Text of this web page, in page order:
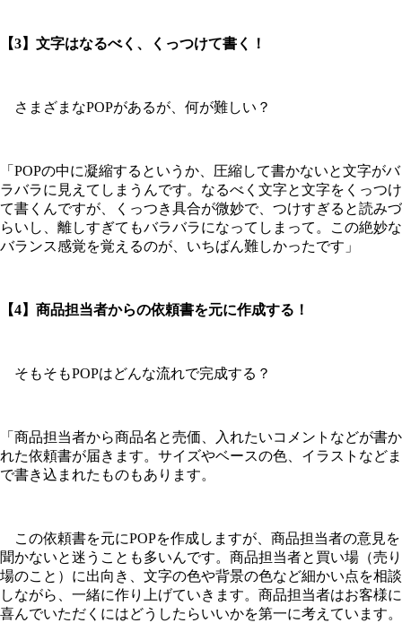
【3】文字はなるべく、くっつけて書く！
さまざまなPOPがあるが、何が難しい？
「POPの中に凝縮するというか、圧縮して書かないと文字がバ
ラバラに見えてしまうんです。なるべく文字と文字をくっつけ
て書くんですが、くっつき具合が微妙で、つけすぎると読みづ
らいし、離しすぎてもバラバラになってしまって。この絶妙な
バランス感覚を覚えるのが、いちばん難しかったです」
【4】商品担当者からの依頼書を元に作成する！
そもそもPOPはどんな流れで完成する？
「商品担当者から商品名と売価、入れたいコメントなどが書か
れた依頼書が届きます。サイズやベースの色、イラストなどま
で書き込まれたものもあります。
この依頼書を元にPOPを作成しますが、商品担当者の意見を
聞かないと迷うことも多いんです。商品担当者と買い場（売り
場のこと）に出向き、文字の色や背景の色など細かい点を相談
しながら、一緒に作り上げていきます。商品担当者はお客様に
喜んでいただくにはどうしたらいいかを第一に考えています。